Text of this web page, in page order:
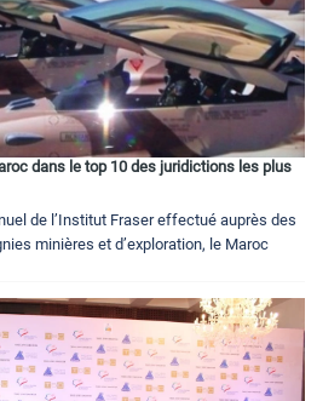
dans le top 10 des juridictions les plus
de l’Institut Fraser effectué auprès des
minières et d’exploration, le Maroc